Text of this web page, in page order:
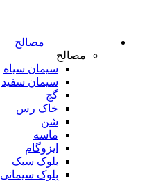
مصالح
مصالح
سیمان سیاه
سیمان سفید
گچ
خاک رس
شن
ماسه
ایزوگام
بلوک سبک
بلوک سیمانی